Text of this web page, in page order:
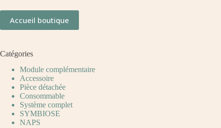
Accueil boutique
Catégories
Module complémentaire
Accessoire
Pièce détachée
Consommable
Système complet
SYMBIOSE
NAPS